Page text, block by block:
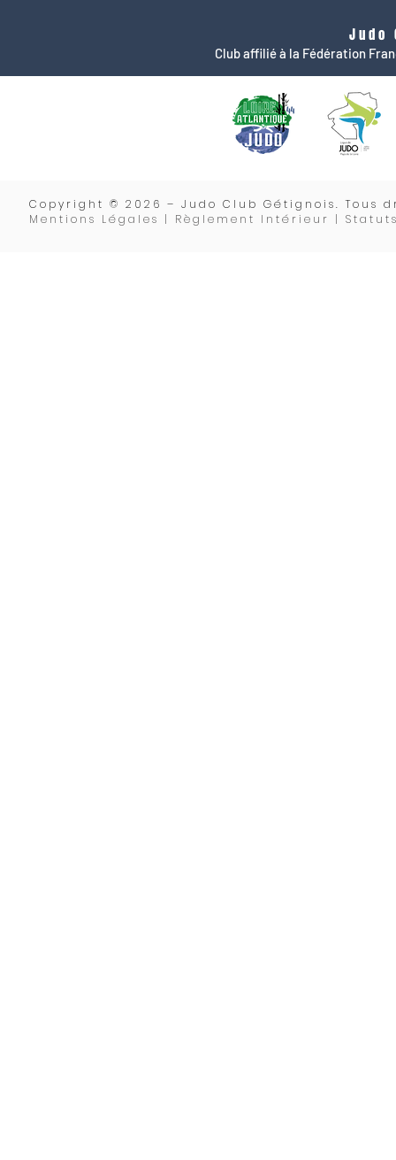
Judo
Club affilié à la Fédération
Copyrigh t © 2026 – Judo Club Gétignois. Tous
Mentions Légales | Règlement Intérieur |